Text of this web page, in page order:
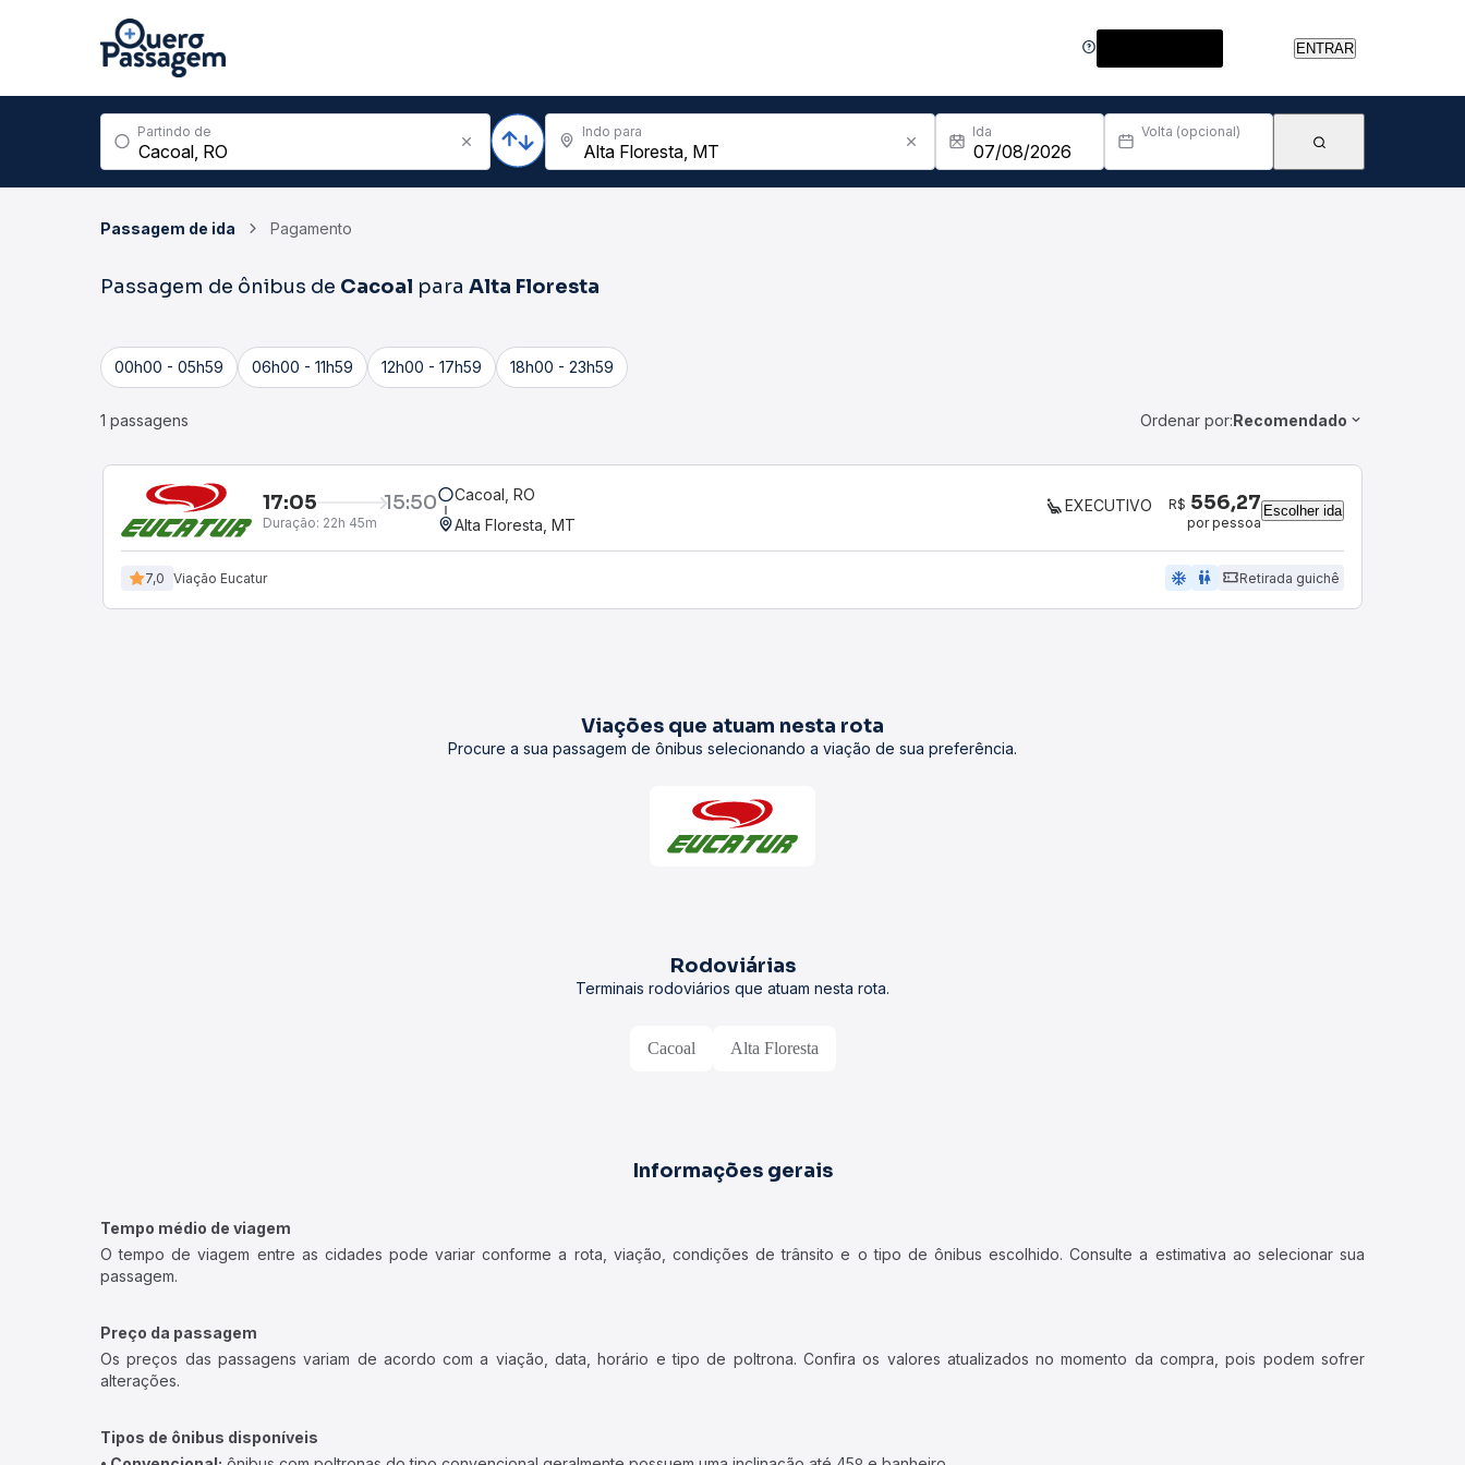
ENTRAR
Partindo de Indo para Ida Volta (opcional)
Passagem de ida Pagamento
Passagem de ônibus de Cacoal para Alta Floresta
00h00 - 05h59 06h00 - 11h59 12h00 - 17h59 18h00 - 23h59
1 passagens Ordenar por:Recomendado
17:05 15:50
Duração: 22h 45m
Cacoal, RO
Alta Floresta, MT
EXECUTIVO R$ 556,27
por pessoa
Escolher ida
7,0 Viação Eucatur ac_unit wc Retirada guichê
Viações que atuam nesta rota
Procure a sua passagem de ônibus selecionando a viação de sua preferência.
Rodoviárias
Terminais rodoviários que atuam nesta rota.
Cacoal Alta Floresta
Informações gerais
Tempo médio de viagem
O tempo de viagem entre as cidades pode variar conforme a rota, viação, condições de trânsito e o tipo de ônibus escolhido. Consulte a estimativa ao selecionar sua
passagem.
Preço da passagem
Os preços das passagens variam de acordo com a viação, data, horário e tipo de poltrona. Confira os valores atualizados no momento da compra, pois podem sofrer
alterações.
Tipos de ônibus disponíveis